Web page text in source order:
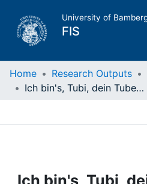
University of
FIS
Home
Projects
Home Research Outputs
Ich bin's, Tubi, dein Tuberkel
Ich bin's, Tubi,